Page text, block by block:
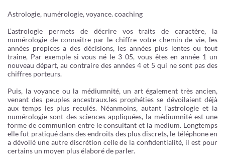
Astrologie, numérologie, voyance. coaching
L’astrologie permets de décrire vos traits de caractère, la
numérologie de connaître par le chiffre votre chemin de vie, les
années propices a des décisions, les années plus lentes ou tout
traîne, Par exemple si vous né le 3 05, vous êtes en année 1 un
nouveau départ, au contraire des années 4 et 5 qui ne sont pas des
chiffres porteurs.
Puis, la voyance ou la médiumnité, un art également très ancien,
venant des peuples ancestraux.les prophéties se dévoilaient déjà
aux temps les plus reculés. Néanmoins, autant l’astrologie et la
numérologie sont des sciences appliquées, la médiumnité est une
forme de communion entre le consultant et la medium. Longtemps
elle fut pratiqué dans des endroits des plus discrets, le téléphone en
a dévoilé une autre discrétion celle de la confidentialité, il est pour
certains un moyen plus élaboré de parler.